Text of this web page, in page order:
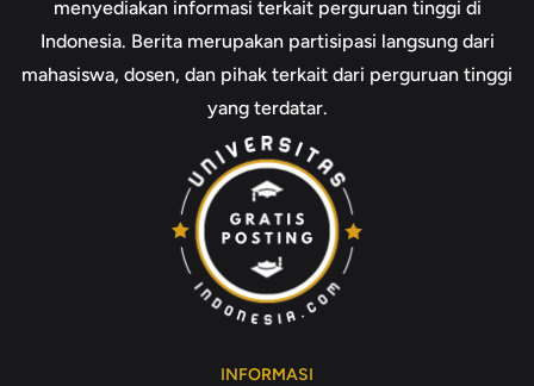
menyediakan informasi terkait perguruan tinggi di
Indonesia. Berita merupakan partisipasi langsung dari
mahasiswa, dosen, dan pihak terkait dari perguruan tinggi
yang terdatar.
INFORMASI